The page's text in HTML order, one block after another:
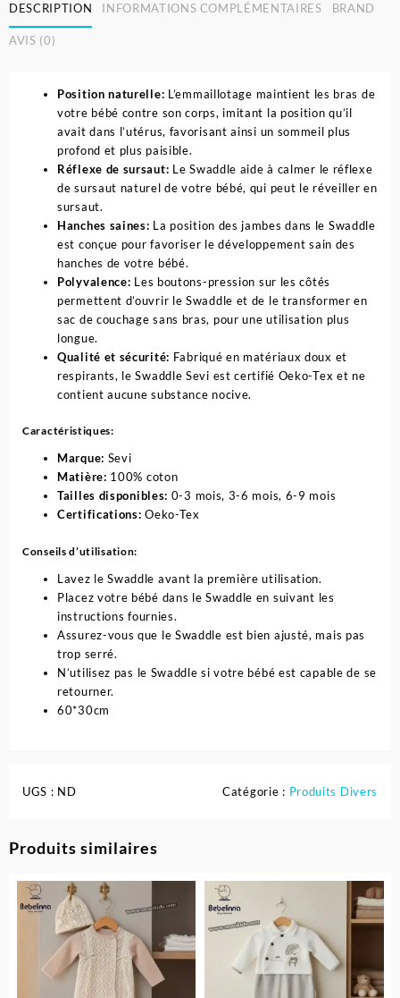
Emmailloter
Pour
Nouveau-
Sevibebe
DESCRIPTION INFORMATIONS COMPLÉMENTAIRES BRAND
AVIS (0)
Position naturelle: L’emmaillotage maintient les bras de
votre bébé contre son corps, imitant la position qu’il
avait dans l’utérus, favorisant ainsi un sommeil plus
profond et plus paisible.
Réflexe de sursaut: Le Swaddle aide à calmer le réflexe
de sursaut naturel de votre bébé, qui peut le réveiller en
sursaut.
Hanches saines: La position des jambes dans le Swaddle
est conçue pour favoriser le développement sain des
hanches de votre bébé.
Polyvalence: Les boutons-pression sur les côtés
permettent d’ouvrir le Swaddle et de le transformer en
sac de couchage sans bras, pour une utilisation plus
longue.
Qualité et sécurité: Fabriqué en matériaux doux et
respirants, le Swaddle Sevi est certifié Oeko-Tex et ne
contient aucune substance nocive.
Caractéristiques:
Marque: Sevi
Matière: 100% coton
Tailles disponibles: 0-3 mois, 3-6 mois, 6-9 mois
Certifications: Oeko-Tex
Conseils d’utilisation:
Lavez le Swaddle avant la première utilisation.
Placez votre bébé dans le Swaddle en suivant les
instructions fournies.
Assurez-vous que le Swaddle est bien ajusté, mais pas
trop serré.
N’utilisez pas le Swaddle si votre bébé est capable de se
retourner.
60*30cm
UGS : ND Catégorie : Produits Divers
Produits similaires